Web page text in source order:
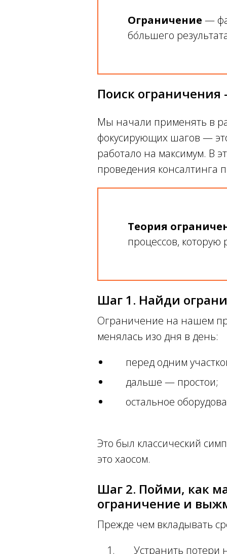
Ограничение —
бо́льшего
Поиск
Мы начали применять в
фокусирующих шагов —
работало на максимум. В
проведения
Теория
процессов, которую
Шаг 1. Найди
Ограничение на нашем
менялась изо дня в день:
перед одним
дальше — простои;
остальное
Это был классический
это хаосом.
Шаг 2. Пойми, как
ограничение и
Прежде чем вкладывать
Устранить потери